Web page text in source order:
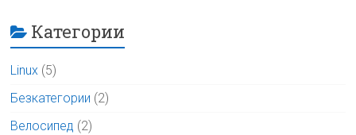
Категории
Linux (5)
Безкатегории (2)
Велосипед (2)